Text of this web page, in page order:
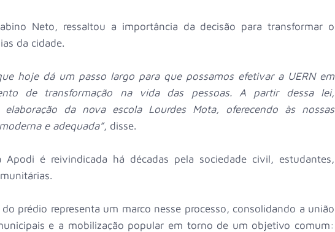
Neto, ressaltou a importância da decisão para transformar o
da cidade.
hoje dá um passo largo para que possamos efetivar a UERN em
de transformação na vida das pessoas. A partir dessa lei,
da nova escola Lourdes Mota, oferecendo às nossas
e adequada”, disse.
Apodi é reivindicada há décadas pela sociedade civil, estudantes,
prédio representa um marco nesse processo, consolidando a união
e a mobilização popular em torno de um objetivo comum: